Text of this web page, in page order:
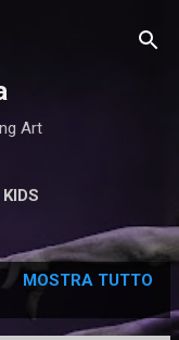
Art
MOSTRA TUTTO